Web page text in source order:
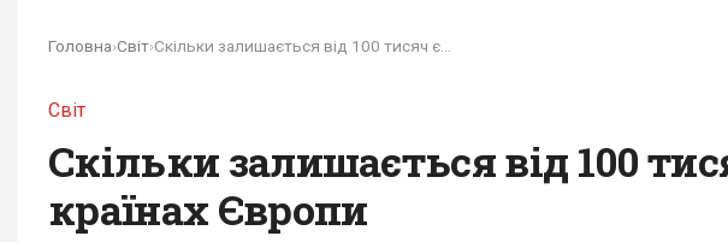
Головна›Світ›
Світ
Скільки залишається від 100
країнах Європи